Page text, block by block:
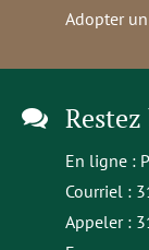
Adopter
En ligne :
Courriel :
Appeler :